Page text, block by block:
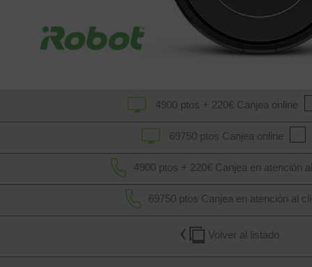
4900 ptos + 220€Canjea online
69750 ptos Canjea online
4900 ptos + 220€ Canjea en atención
69750 ptos Canjea en atención al
Volver al listado